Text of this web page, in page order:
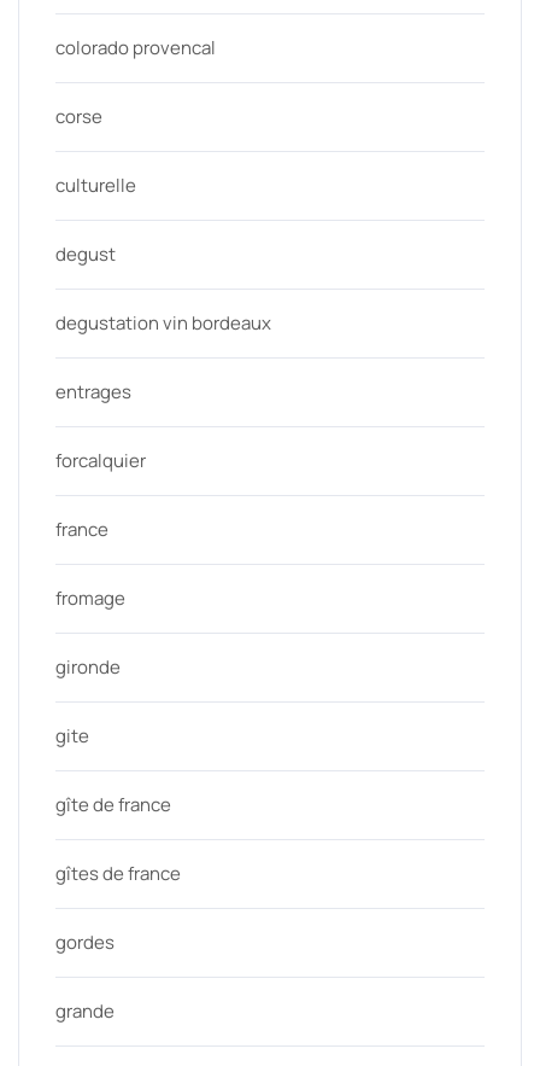
colorado provencal
corse
culturelle
degust
degustation vin bordeaux
entrages
forcalquier
france
fromage
gironde
gite
gîte de france
gîtes de france
gordes
grande